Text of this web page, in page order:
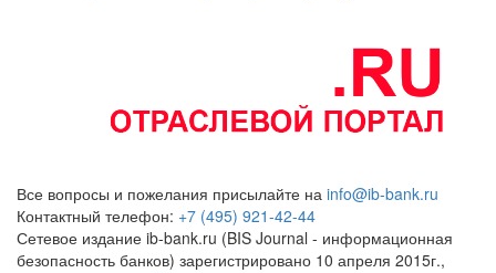
Все вопросы и пожелания присылайте на info@ib-bank.ru
Контактный телефон: +7 (495) 921-42-44
Сетевое издание ib-bank.ru (BIS Journal - информационная
безопасность банков) зарегистрировано 10 апреля 2015г.,